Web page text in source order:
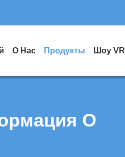
О Нас Продукты Шоу VR
О